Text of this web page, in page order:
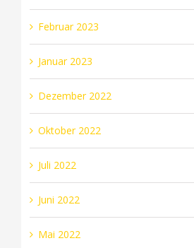
Februar 2023
Januar 2023
Dezember 2022
Oktober 2022
Juli 2022
Juni 2022
Mai 2022